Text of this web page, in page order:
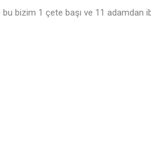
bizim 1 çete başı ve 11 adamdan